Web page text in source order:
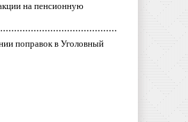
на пенсионную
поправок в Уголовный